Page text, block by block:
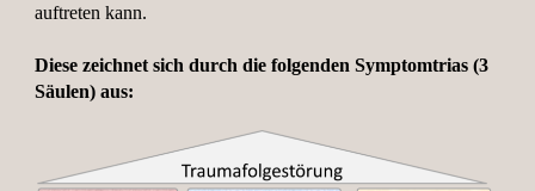
auftreten kann.
Diese zeichnet sich durch die folgenden Symptomtrias (3
Säulen) aus: